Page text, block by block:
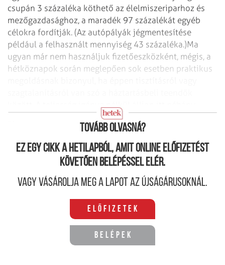
csupán 3 százaléka köthető az élelmiszer­iparhoz és
mezőgazdasághoz, a maradék 97 százalékát egyéb
célokra fordítják. (Az autópályák jégmentesítése
például a felhasznált mennyiség 43 százaléka.)Ma
ugyan már nem használjuk fizetőeszközként, mégis, a
hétköznapok során meglepően sok esetben praktikus
gyakorlati tanács, hogyan is alkalmazhatjuk.
Tovább olvasná?
Ez egy cikk a hetilapból, amit online előfizetést
követően belépéssel elér.
Vagy vásárolja meg a lapot az újságárusoknál.
Előfizetek
Belépek